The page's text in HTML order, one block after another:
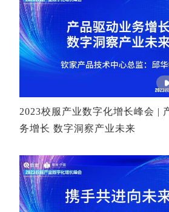
2023校服产业数字化增长峰会 |
务增长 数字洞察产业未来